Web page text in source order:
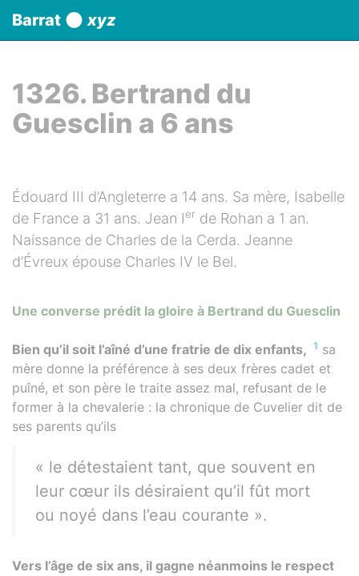
Barrat xyz
1326. Bertrand du
Guesclin a 6 ans
Édouard III d’Angleterre a 14 ans. Sa mère, Isabelle
de France a 31 ans. Jean Ier de Rohan a 1 an.
Naissance de Charles de la Cerda. Jeanne
d’Évreux épouse Charles IV le Bel.
Une converse prédit la gloire à Bertrand du Guesclin
Bien qu’il soit l’aîné d’une fratrie de dix enfants, 1 sa
mère donne la préférence à ses deux frères cadet et
puîné, et son père le traite assez mal, refusant de le
former à la chevalerie : la chronique de Cuvelier dit de
ses parents qu’ils
« le détestaient tant, que souvent en
leur cœur ils désiraient qu’il fût mort
ou noyé dans l’eau courante ».
Vers l’âge de six ans, il gagne néanmoins le respect
Panneau de gestion des cookies